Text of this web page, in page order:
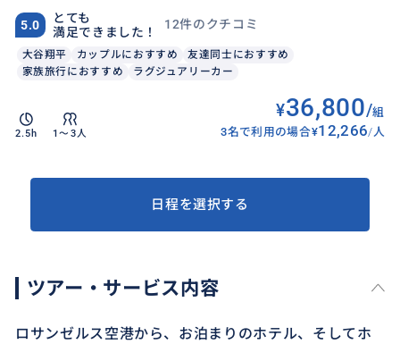
5.0
とても
満足できました！
12件のクチコミ
大谷翔平 カップルにおすすめ
友達同士におすすめ
家族旅行におすすめ
ラグジュアリーカー
2.5h 1〜3人
¥36,800/組
3名で利用の場合¥12,266/人
日程を選択する
ツアー・サービス内容
ロサンゼルス空港から、お泊まりのホテル、そしてホ